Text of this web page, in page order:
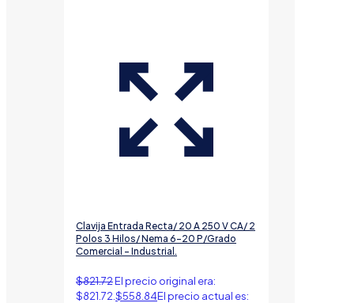
Clavija Entrada Recta/ 20 A 250 V CA/ 2
Polos 3 Hilos/ Nema 6-20 P/Grado
Comercial – Industrial.
$821.72El precio original era:
$821.72. $558.84El precio actual es: